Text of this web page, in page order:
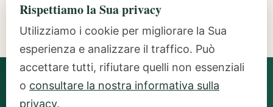
Explore Mindful Money Coaching
Programmes, archetypes, the Inside-Out Method, and
resources.
Ilana Jankowitz· Certified Money Coach (CMC) · NLP
Practitioner · Inside-Out Money Coach (10+ Years) ·
Rispettiamo la Sua privacy
Utilizziamo i cookie per migliorare la Sua
esperienza e analizzare il traffico. Può
accettare tutti, rifiutare quelli non essenziali
o consultare la nostra informativa sulla
privacy.